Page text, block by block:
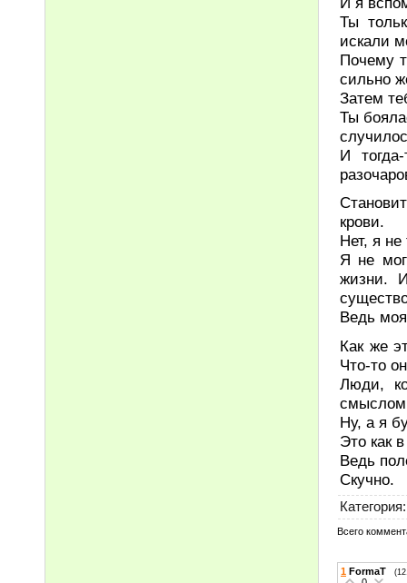
Ты
искали
Почему
сильно
Затем
Ты
И
крови.
Нет, я
Я не мог
жизни.
Ведь
Как же
Что-то
Люди,
смыслом
Ну, а я
Это как
Ведь
Скучно.
Категория:
Всего
1 FormaT